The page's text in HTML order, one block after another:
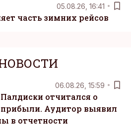
05.08.26, 16:41
часть зимних рейсов
06.08.26, 15:59
отчитался о
Аудитор выявил
в отчетности